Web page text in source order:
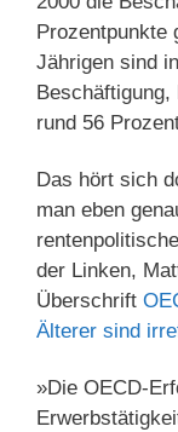
Jährigen sind
rund 56
Das hört sich
man eben
der Linken,
Überschrift
Älterer sind
»Die OECD-